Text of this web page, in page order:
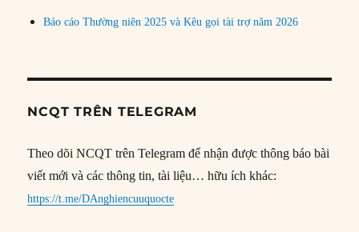
Báo cáo Thường niên 2025 và Kêu gọi tài trợ năm 2026
NCQT TRÊN TELEGRAM
Theo dõi NCQT trên Telegram để nhận được thông báo bài
viết mới và các thông tin, tài liệu… hữu ích khác:
https://t.me/DAnghiencuuquocte